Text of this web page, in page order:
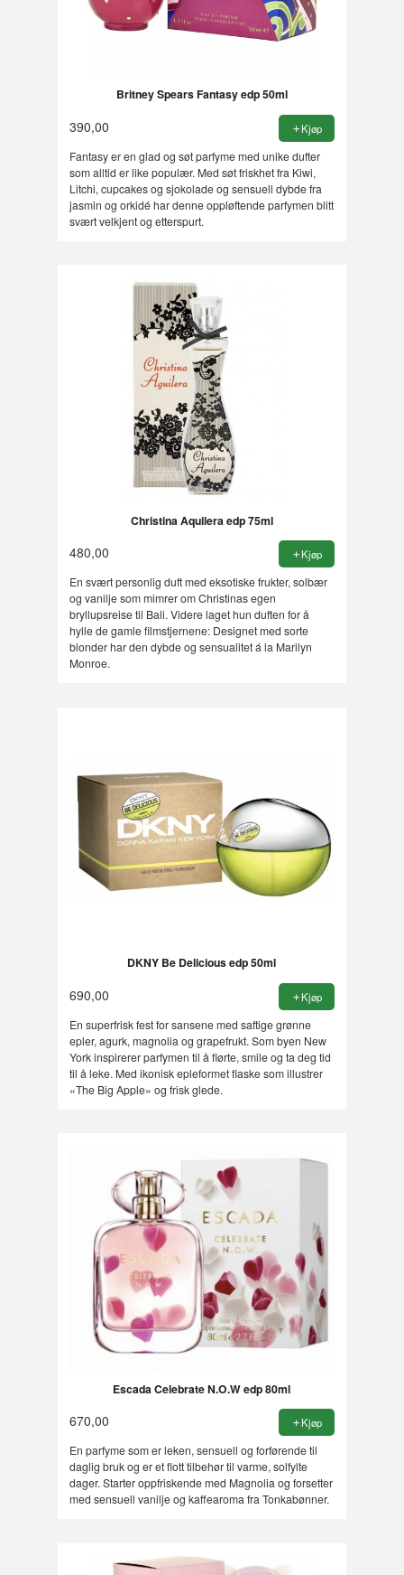
Britney Spears Fantasy edp 50ml
390,00 Kjøp
Fantasy er en glad og søt parfyme med unike dufter
som alltid er like populær. Med søt friskhet fra Kiwi,
Litchi, cupcakes og sjokolade og sensuell dybde fra
jasmin og orkidé har denne oppløftende parfymen blitt
svært velkjent og etterspurt.
Christina Aquilera edp 75ml
480,00 Kjøp
En svært personlig duft med eksotiske frukter, solbær
og vanilje som mimrer om Christinas egen
bryllupsreise til Bali. Videre laget hun duften for å
hylle de gamle filmstjernene: Designet med sorte
blonder har den dybde og sensualitet á la Marilyn
Monroe.
DKNY Be Delicious edp 50ml
690,00 Kjøp
En superfrisk fest for sansene med saftige grønne
epler, agurk, magnolia og grapefrukt. Som byen New
York inspirerer parfymen til å flørte, smile og ta deg tid
til å leke. Med ikonisk epleformet flaske som illustrer
«The Big Apple» og frisk glede.
Escada Celebrate N.O.W edp 80ml
670,00 Kjøp
En parfyme som er leken, sensuell og forførende til
daglig bruk og er et flott tilbehør til varme, solfylte
dager. Starter oppfriskende med Magnolia og forsetter
med sensuell vanilje og kaffearoma fra Tonkabønner.